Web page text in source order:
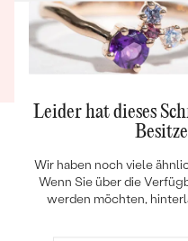
ANSEHEN
ANZAHL:
KARATGEWICHT:
ABMESSUNGEN:
REINHEIT:
Nebensteine
Super ! Bin begeistert, top!
Verifizierter Kunde
15.12.2020
Leider hat dieses
Wir haben noch viele
Wenn Sie über die
werden möchten,